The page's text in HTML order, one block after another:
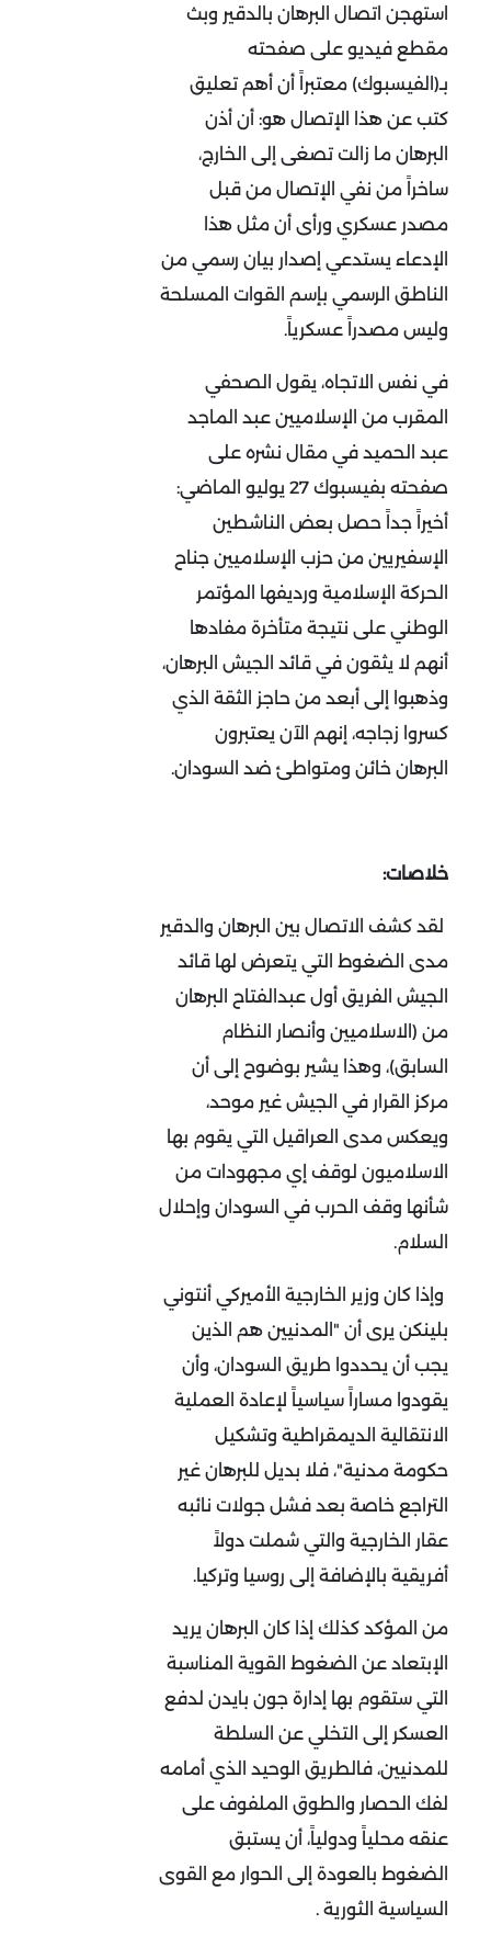
استهجن اتصال البرهان بالدقير وبث
مقطع فيديو على صفحته
بـ(الفيسبوك) معتبراً أن أهم تعليق
كتب عن هذا الإتصال هو: أن أذن
البرهان ما زالت تصغى إلى الخارج،
ساخراً من نفي الإتصال من قبل
مصدر عسكري ورأى أن مثل هذا
الإدعاء يستدعي إصدار بيان رسمي من
الناطق الرسمي بإسم القوات المسلحة
وليس مصدراً عسكرياً.
في نفس الاتجاه، يقول الصحفي
المقرب من الإسلاميين عبد الماجد
عبد الحميد في مقال نشره على
صفحته بفيسبوك 27 يوليو الماضي:
أخيراً جداً حصل بعض الناشطين
الإسفيريين من حزب الإسلاميين جناح
الحركة الإسلامية ورديفها المؤتمر
الوطني على نتيجة متأخرة مفادها
أنهم لا يثقون في قائد الجيش البرهان،
وذهبوا إلى أبعد من حاجز الثقة الذي
كسروا زجاجه، إنهم الآن يعتبرون
البرهان خائن ومتواطئ ضد السودان.
خلاصات:
لقد كشف الاتصال بين البرهان والدقير
مدى الضغوط التي يتعرض لها قائد
الجيش الفريق أول عبدالفتاح البرهان
من (الاسلاميين وأنصار النظام
السابق)، وهذا يشير بوضوح إلى أن
مركز القرار في الجيش غير موحد،
ويعكس مدى العراقيل التي يقوم بها
الاسلاميون لوقف إي مجهودات من
شأنها وقف الحرب في السودان وإحلال
السلام.
وإذا كان وزير الخارجية الأميركي أنتوني
بلينكن يرى أن "المدنيين هم الذين
يجب أن يحددوا طريق السودان، وأن
يقودوا مساراً سياسياً لإعادة العملية
الانتقالية الديمقراطية وتشكيل
حكومة مدنية"، فلا بديل للبرهان غير
التراجع خاصة بعد فشل جولات نائبه
عقار الخارجية والتي شملت دولاً
أفريقية بالإضافة إلى روسيا وتركيا.
من المؤكد كذلك إذا كان البرهان يريد
الإبتعاد عن الضغوط القوية المناسبة
التي ستقوم بها إدارة جون بايدن لدفع
العسكر إلى التخلي عن السلطة
للمدنيين، فالطريق الوحيد الذي أمامه
لفك الحصار والطوق الملفوف على
عنقه محلياً ودولياً، أن يستبق
الضغوط بالعودة إلى الحوار مع القوى
السياسية الثورية .